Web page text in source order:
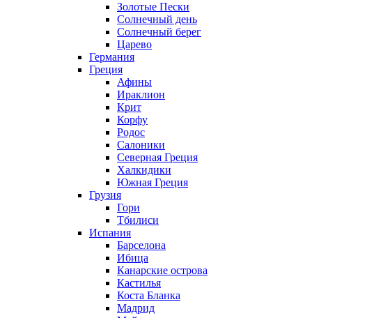
Золотые Пески
Солнечный день
Солнечный берег
Царево
Германия
Греция
Афины
Ираклион
Крит
Корфу
Родос
Салоники
Северная Греция
Халкидики
Южная Греция
Грузия
Гори
Тбилиси
Испания
Барселона
Ибица
Канарские острова
Кастилья
Коста Бланка
Мадрид